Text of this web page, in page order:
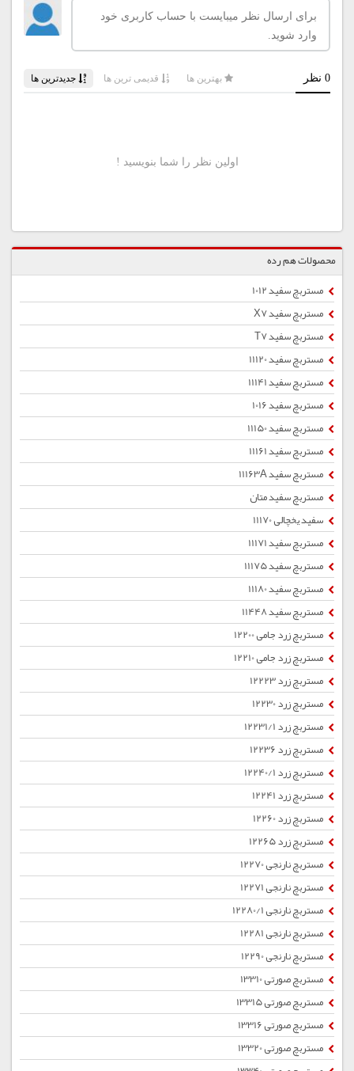
محصولات هم رده
مستربچ سفید 1012
مستربچ سفید X7
مستربچ سفید T7
مستربچ سفید 11120
مستربچ سفید 11141
مستربچ سفید 1016
مستربچ سفید 11150
مستربچ سفید 11161
مستربچ سفید 11163A
مستربچ سفید متان
سفید یخچالی 11170
مستربچ سفید 11171
مستربچ سفید 11175
مستربچ سفید 11180
مستربچ سفید 11448
مستربچ زرد جامی 12200
مستربچ زرد جامی 12210
مستربچ زرد 12223
مستربچ زرد 12230
مستربچ زرد 12231/1
مستربچ زرد 12236
مستربچ زرد 12240/1
مستربچ زرد 12241
مستربچ زرد 12260
مستربچ زرد 12265
مستربچ نارنجی 12270
مستربچ نارنجی 12271
مستربچ نارنجی 12280/1
مستربچ نارنجی 12281
مستربچ نارنجی 12290
مستربچ صورتی 13310
مستربچ صورتی 13315
مستربچ صورتی 13316
مستربچ صورتی 13320